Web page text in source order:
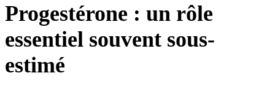
Progestérone : un rôle
essentiel souvent sous-
estimé